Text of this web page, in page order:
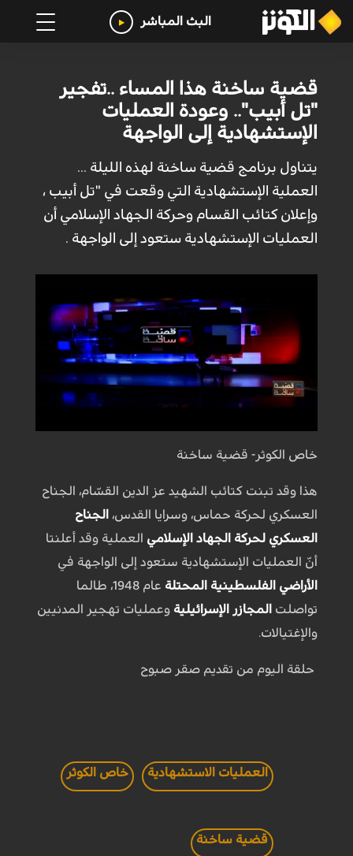
البث المباشر
قضية ساخنة هذا المساء ..تفجير
"تل أبيب".. وعودة العمليات
الإستشهادية إلى الواجهة
يتناول برنامج قضية ساخنة لهذه الليلة ...
العملية الإستشهادية التي وقعت في "تل أبيب ،
وإعلان كتائب القسام وحركة الجهاد الإسلامي أن
العمليات الإستشهادية ستعود إلى الواجهة .
خاص الكوثر- قضية ساخنة
هذا وقد تبنت كتائب الشهيد عز الدين القسّام، الجناح
العسكري لحركة حماس، وسرايا القدس، الجناح
العسكري لحركة الجهاد الإسلامي العملية وقد أعلنتا
أنّ العمليات الإستشهادية ستعود إلى الواجهة في
الأراضي الفلسطينية المحتلة
عام 1948، طالما
تواصلت المجازر الإسرائيلية وعمليات تهجير المدنيين
والإغتيالات.
حلقة اليوم من تقديم صقر صبوح
العمليات الاستشهادية خاص الكوثر
قضية ساخنة